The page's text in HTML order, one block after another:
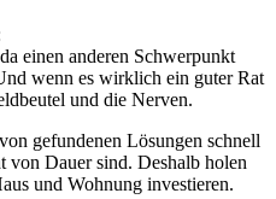
einen anderen Schwerpunkt
wenn es wirklich ein guter Rat
und die Nerven.
gefundenen Lösungen schnell
von Dauer sind. Deshalb holen
und Wohnung investieren.